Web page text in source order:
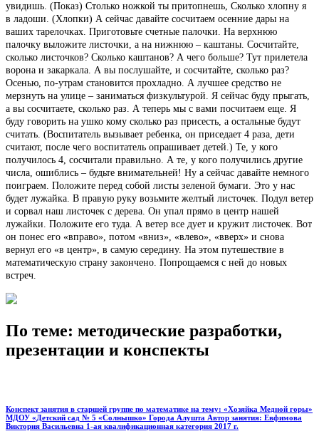
увидишь. (Показ) Столько ножкой ты притопнешь, Сколько хлопну я
в ладоши. (Хлопки) А сейчас давайте сосчитаем осенние дары на
ваших тарелочках. Приготовьте счетные палочки. На верхнюю
палочку выложите листочки, а на нижнюю – каштаны. Сосчитайте,
сколько листочков? Сколько каштанов? А чего больше? Тут прилетела
ворона и закаркала. А вы послушайте, и сосчитайте, сколько раз?
Осенью, по-утрам становится прохладно. А лучшее средство не
мерзнуть на улице – заниматься физкультурой. Я сейчас буду прыгать,
а вы сосчитаете, сколько раз. А теперь мы с вами посчитаем еще. Я
буду говорить на ушко кому сколько раз присесть, а остальные будут
считать. (Воспитатель вызывает ребенка, он приседает 4 раза, дети
считают, после чего воспитатель опрашивает детей.) Те, у кого
получилось 4, сосчитали правильно. А те, у кого получились другие
числа, ошиблись – будьте внимательней! Ну а сейчас давайте немного
поиграем. Положите перед собой листы зеленой бумаги. Это у нас
будет лужайка. В правую руку возьмите желтый листочек. Подул ветер
и сорвал наш листочек с дерева. Он упал прямо в центр нашей
лужайки. Положите его туда. А ветер все дует и кружит листочек. Вот
он понес его «вправо», потом «вниз», «влево», «вверх» и снова
вернул его «в центр», в самую середину. На этом путешествие в
математическую страну закончено. Попрощаемся с ней до новых
встреч.
По теме: методические разработки,
презентации и конспекты
Конспект занятия в старшей группе по математике на тему: «Хозяйка Медной горы»
МДОУ «Детский сад № 5 «Солнышко» Города Алушта Автор занятия: Евфимова
Виктория Васильевна 1-ая квалификационная категория 2017 г.